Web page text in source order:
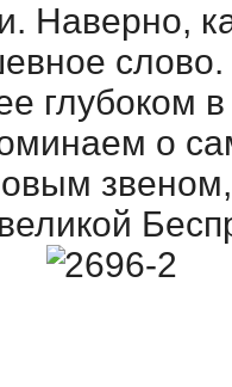
Наверно,
глубоком
о